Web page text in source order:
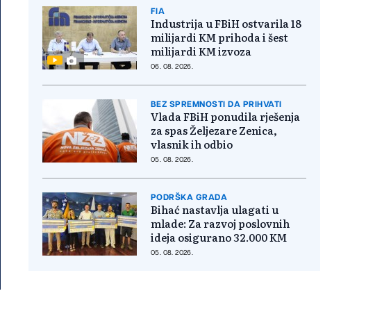
FIA
Industrija u FBiH ostvarila 18
milijardi KM prihoda i šest
milijardi KM izvoza
06. 08. 2026.
BEZ SPREMNOSTI DA PRIHVATI
Vlada FBiH ponudila rješenja
za spas Željezare Zenica,
vlasnik ih odbio
05. 08. 2026.
PODRŠKA GRADA
Bihać nastavlja ulagati u
mlade: Za razvoj poslovnih
ideja osigurano 32.000 KM
05. 08. 2026.